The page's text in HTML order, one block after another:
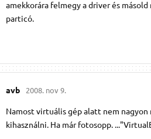
amekkorára felmegy a driver és
particó.
avb 2008. nov 9.
Namost virtuális gép alatt nem
kihasználni. Ha már fotosopp.